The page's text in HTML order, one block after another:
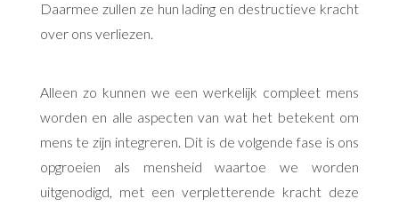
Daarmee zullen ze hun lading en destructieve kracht
over ons verliezen.
Alleen zo kunnen we een werkelijk compleet mens
worden en alle aspecten van wat het betekent om
mens te zijn integreren. Dit is de volgende fase is ons
opgroeien als mensheid waartoe we worden
uitgenodigd, met een verpletterende kracht deze